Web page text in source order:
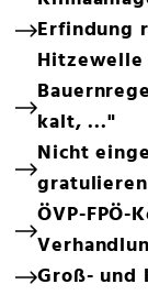
Erfindung
Hitzewelle
kalt, ..."
Nicht
ÖVP-
Groß- und